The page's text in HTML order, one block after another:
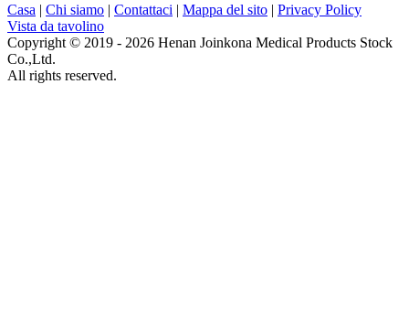
Casa | Chi siamo | Contattaci | Mappa del sito | Privacy Policy
Vista da tavolino
Copyright © 2019 - 2026 Henan Joinkona Medical Products Stock
Co.,Ltd.
All rights reserved.